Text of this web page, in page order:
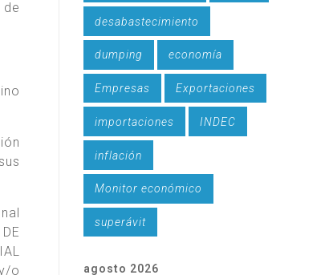
de
o
desabastecimiento
dumping economía
Empresas Exportaciones
importaciones INDEC
inflación
Monitor económico
superávit
agosto 2026